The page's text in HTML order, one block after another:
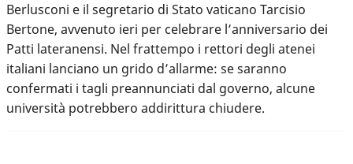
Berlusconi e il segretario di Stato vaticano Tarcisio
Bertone, avvenuto ieri per celebrare l’anniversario dei
Patti lateranensi. Nel frattempo i rettori degli atenei
italiani lanciano un grido d’allarme: se saranno
confermati i tagli preannunciati dal governo, alcune
università potrebbero addirittura chiudere.